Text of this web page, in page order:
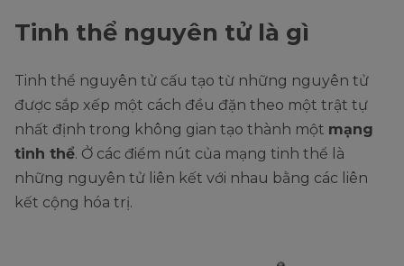
Tinh thể nguyên tử là gì
Tinh thể nguyên tử cấu tạo từ những nguyên tử
được sắp xếp một cách đều đặn theo một trật tự
nhất định trong không gian tạo thành một mạng
tinh thể. Ở các điểm nút của mạng tinh thể là
những nguyên tử liên kết với nhau bằng các liên
kết cộng hóa trị.